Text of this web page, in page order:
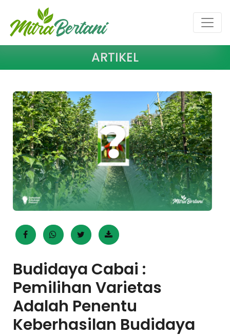
ARTIKEL
Budidaya Cabai :
Pemilihan Varietas
Adalah Penentu
Keberhasilan Budidaya